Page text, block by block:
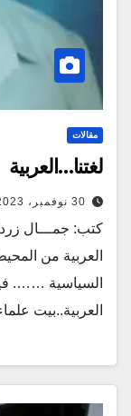
مقالات
لغتنا…العربية
30 نوفمبر، 2023
كتب: جمـــال
العربية من
السياسية …….
العربية..بيت